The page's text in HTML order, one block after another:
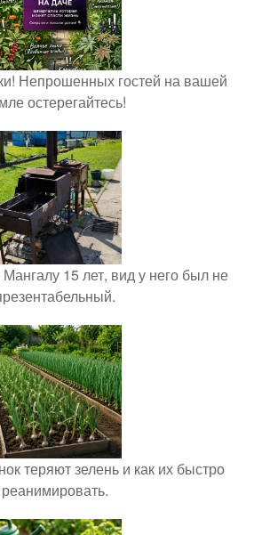
Непрошенных гостей на вашей
остерегайтесь!
15 лет, вид у него был не
теряют зелень и как их быстро
реанимировать.